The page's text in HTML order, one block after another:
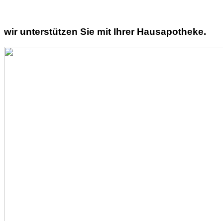
wir unterstützen Sie mit Ihrer Hausapotheke.